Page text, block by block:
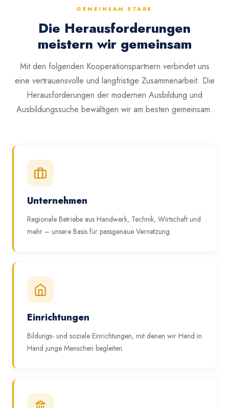
GEMEINSAM STARK
Die Herausforderungen
meistern wir gemeinsam
Mit den folgenden Kooperationspartnern verbindet uns
eine vertrauensvolle und langfristige Zusammenarbeit. Die
Herausforderungen der modernen Ausbildung und
Ausbildungssuche bewältigen wir am besten gemeinsam.
Unternehmen
Regionale Betriebe aus Handwerk, Technik, Wirtschaft und
mehr – unsere Basis für passgenaue Vernetzung.
Einrichtungen
Bildungs- und soziale Einrichtungen, mit denen wir Hand in
Hand junge Menschen begleiten.